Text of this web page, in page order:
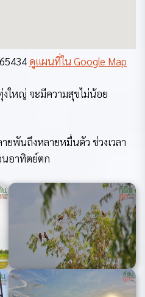
ดูแผนที่ใน Google Map
งใหญ่ จะมีความสุขไม่น้อย
ยพันถึงหลายหมื่นตัว ช่วงเวลา
อาทิตย์ตก